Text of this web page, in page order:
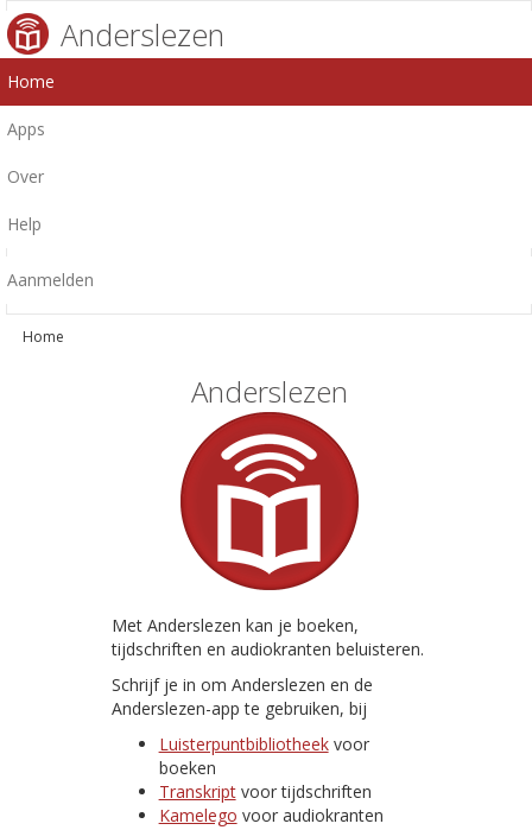
Anderslezen
Home
Apps
Over
Help
Aanmelden
Home
Anderslezen
Met Anderslezen kan je boeken,
tijdschriften en audiokranten beluisteren.
Schrijf je in om Anderslezen en de
Anderslezen-app te gebruiken, bij
Luisterpuntbibliotheekvoor
boeken
Transkriptvoor tijdschriften
Kamelego voor audiokranten